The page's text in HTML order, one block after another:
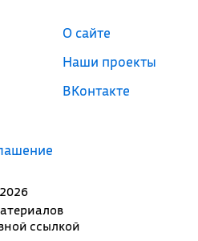
ссылкой
О сайте
Наши проекты
ВКонтакте